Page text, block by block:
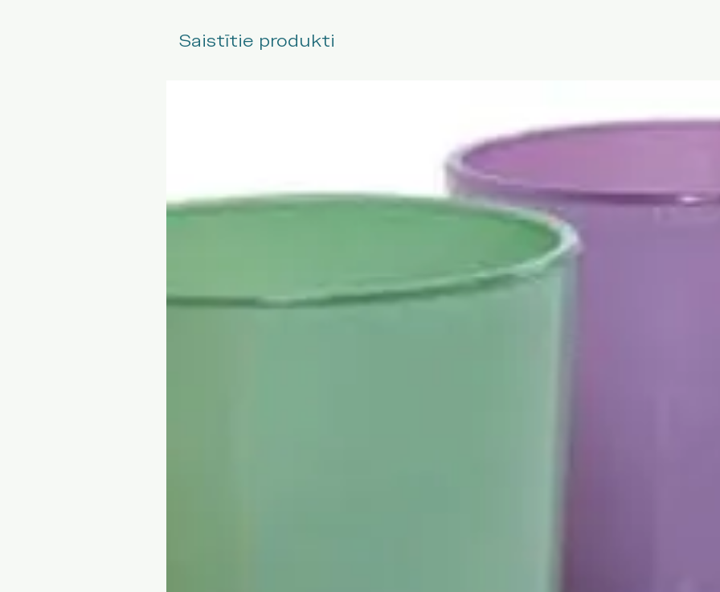
Saistītie produkti